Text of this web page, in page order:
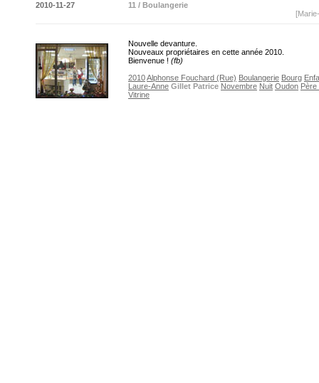
2010-11-27
11 / Boulangerie
Nouvelle devanture.
Nouveaux propriétaires en cette année 2010.
Bienvenue ! (fb)
2010Alphonse Fouchard (Rue) Boulangerie Bourg
Laure-Anne Gillet Patrice Novembre Nuit Oudon Père
Vitrine